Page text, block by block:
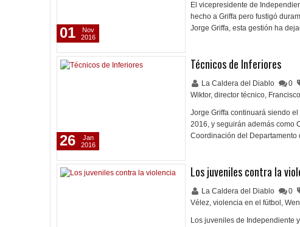
El vicepresidente de
hecho a Griffa pero fustigó
Jorge Griffa, esta gestión ha
01
Nov
2016
Técnicos de Inferiores
La Caldera del Diablo 0
Wiktor, director técnico,
Jorge Griffa continuará siendo
2016, y seguirán además como
Coordinación del
26
Jan
2016
Los juveniles contra la
La Caldera del Diablo 0
Vélez, violencia en el fútbol ,
Los juveniles de Independiente